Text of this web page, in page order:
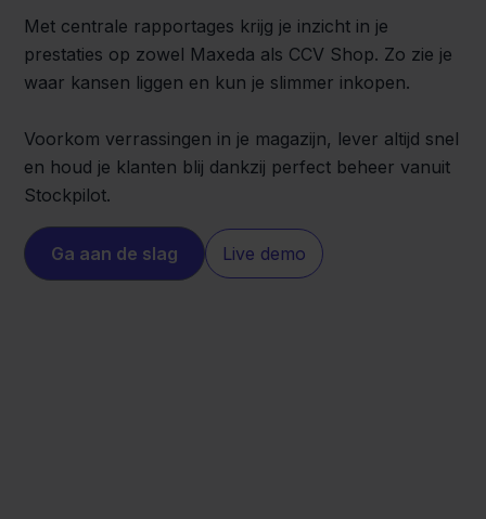
Met centrale rapportages krijg je inzicht in je
prestaties op zowel Maxeda als CCV Shop. Zo zie je
waar kansen liggen en kun je slimmer inkopen.
Voorkom verrassingen in je magazijn, lever altijd snel
en houd je klanten blij dankzij perfect beheer vanuit
Stockpilot.
Ga aan de slag Live demo